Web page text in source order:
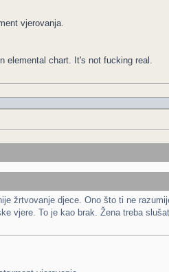
vjerovanja.
elemental chart. It's not fucking real.
žrtvovanje djece. Ono što ti ne
vjere. To je kao brak. Žena treba